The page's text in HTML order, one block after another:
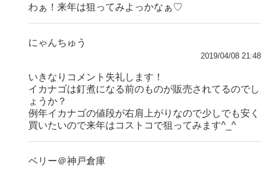
わぁ！来年は狙ってみよっかなぁ♡
にゃんちゅう
2019/04/08 21:48
いきなりコメント失礼します！
イカナゴは釘煮になる前のものが販売されてるのでし
ょうか？
例年イカナゴの値段が右肩上がりなので少しでも安く
買いたいので来年はコストコで狙ってみます^_^
ベリー＠神戸倉庫